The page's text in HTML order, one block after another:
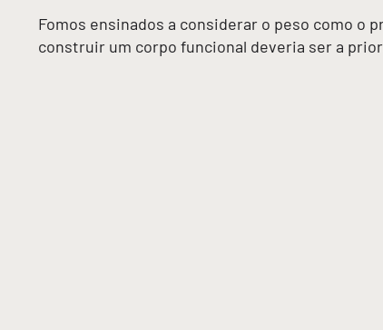
Fomos ensinados a considerar o peso como o
construir um corpo funcional deveria ser a